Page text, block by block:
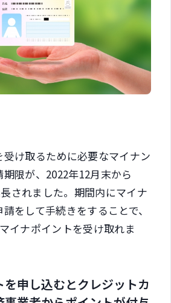
け取るために必要なマイナン
限が、2022年12月末から
されました。期間内にマイナ
をして手続きをすることで、
イナポイントを受け取れま
申し込むとクレジットカ